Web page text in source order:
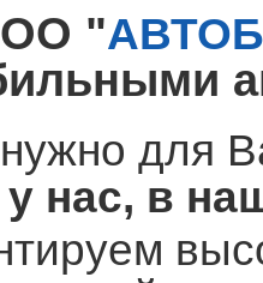
"
для
у нас, в